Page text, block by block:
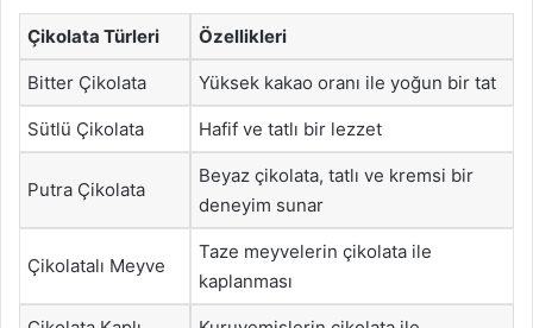
Çikolata Türleri Özellikleri
Bitter Çikolata Yüksek kakao oranı ile yoğun bir tat
Sütlü Çikolata Hafif ve tatlı bir lezzet
Putra Çikolata
Beyaz çikolata, tatlı ve kremsi bir
deneyim sunar
Çikolatalı Meyve
Taze meyvelerin çikolata ile
kaplanması